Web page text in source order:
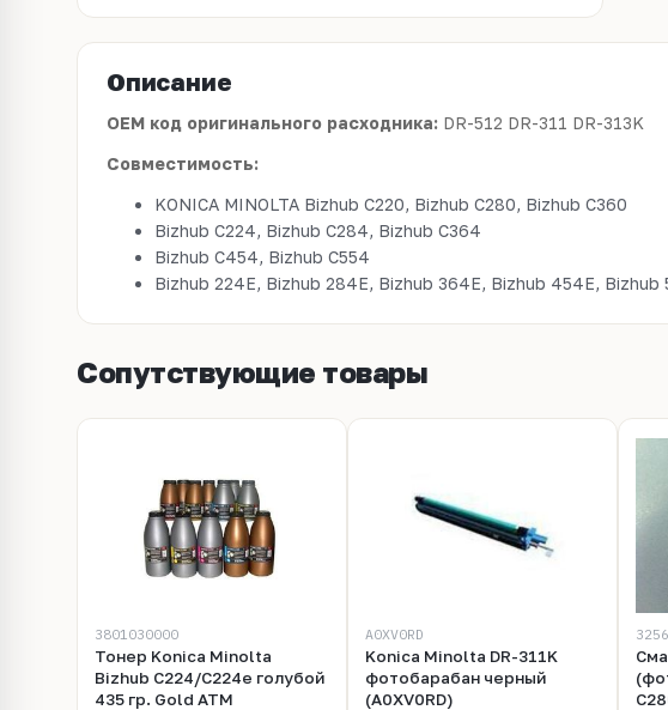
Описание
OEM код оригинального расходника: DR-512 DR-311 DR-313K
Совместимость:
KONICA MINOLTA Bizhub C220, Bizhub C280, Bizhub C360
Bizhub C224, Bizhub C284, Bizhub C364
Bizhub C454, Bizhub C554
Bizhub 224E, Bizhub 284E, Bizhub 364E, Bizhub 454E, Bizhub
Сопутствующие товары
3801030000
Тонер Konica Minolta
Bizhub C224/C224e голубой
435 гр. Gold ATM
A0XV0RD
Konica Minolta DR-311K
фотобарабан черный
(A0XV0RD)